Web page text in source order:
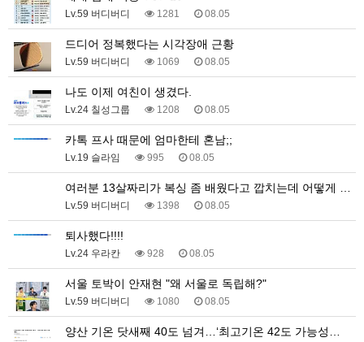
Lv.59 버디버디 1281 08.05
드디어 정복했다는 시각장애 근황
Lv.59 버디버디 1069 08.05
나도 이제 여친이 생겼다.
Lv.24 칠성그룹 1208 08.05
카톡 프사 때문에 엄마한테 혼남;;
Lv.19 슬라임 995 08.05
여러분 13살짜리가 복싱 좀 배웠다고 깝치는데 어떻게 …
Lv.59 버디버디 1398 08.05
퇴사했다!!!!
Lv.24 우라칸 928 08.05
서울 토박이 안재현 "왜 서울로 독립해?"
Lv.59 버디버디 1080 08.05
양산 기온 닷새째 40도 넘겨…‘최고기온 42도 가능성…